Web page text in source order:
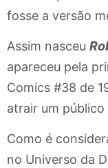
fosse a versão
Assim nasceu
apareceu pela
Comics #38 de
atrair um
Como é
no Universo da